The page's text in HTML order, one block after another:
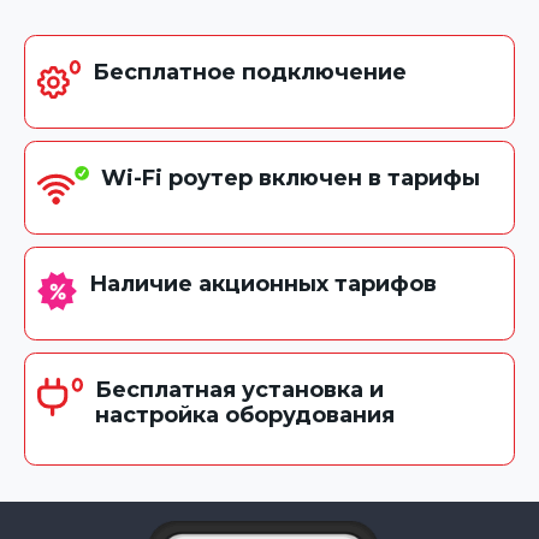
Бесплатное подключение
Wi-Fi роутер включен в тарифы
Наличие акционных тарифов
Бесплатная установка и
настройка оборудования